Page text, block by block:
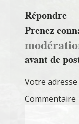
Répondre
Prenez
avant de
Votre
Commentaire